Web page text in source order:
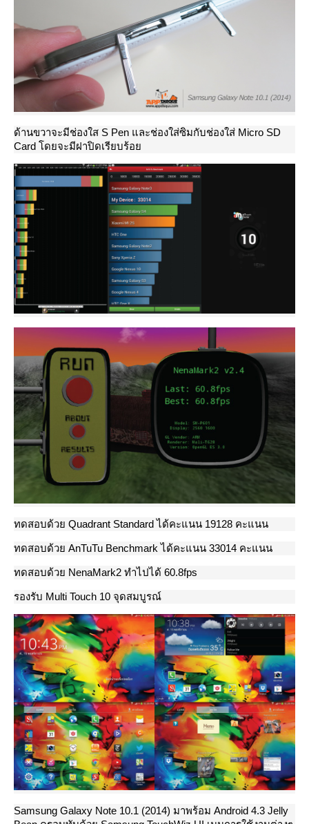
ด้านขวาจะมีช่องใส S Pen และช่องใส่ซิมกับช่องใส่ Micro SD
Card โดยจะมีฝาปิดเรียบร้อ
ทดสอบด้วย Quadrant Standard ได้คะแนน 19128 คะแนน
ทดสอบด้วย AnTuTu Benchmark ได้คะแนน 33014 คะแนน
ทดสอบด้วย NenaMark2 ทำไปได้ 60.8fps
รองรับ Multi Touch 10 จุดสมบูรณ์
Samsung Galaxy Note 10.1 (2014) มาพร้อม Android 4.3 Jelly